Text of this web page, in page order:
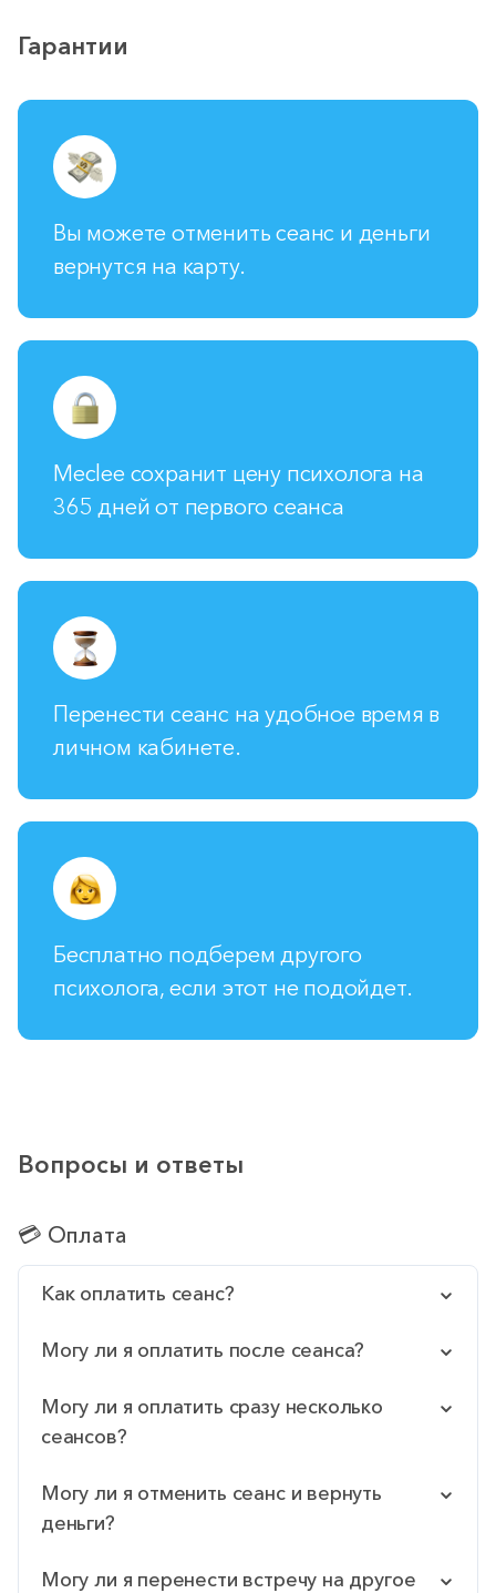
Гарантии
Вы можете отменить сеанс и деньги
вернутся на карту.
Meclee сохранит цену психолога на
365 дней от первого сеанса
Перенести сеанс на удобное время в
личном кабинете.
Бесплатно подберем другого
психолога, если этот не подойдет.
Вопросы и ответы
💳 Оплата
Как оплатить сеанс?
Могу ли я оплатить после сеанса?
Могу ли я оплатить сразу несколько
сеансов?
Могу ли я отменить сеанс и вернуть
деньги?
Могу ли я перенести встречу на другое